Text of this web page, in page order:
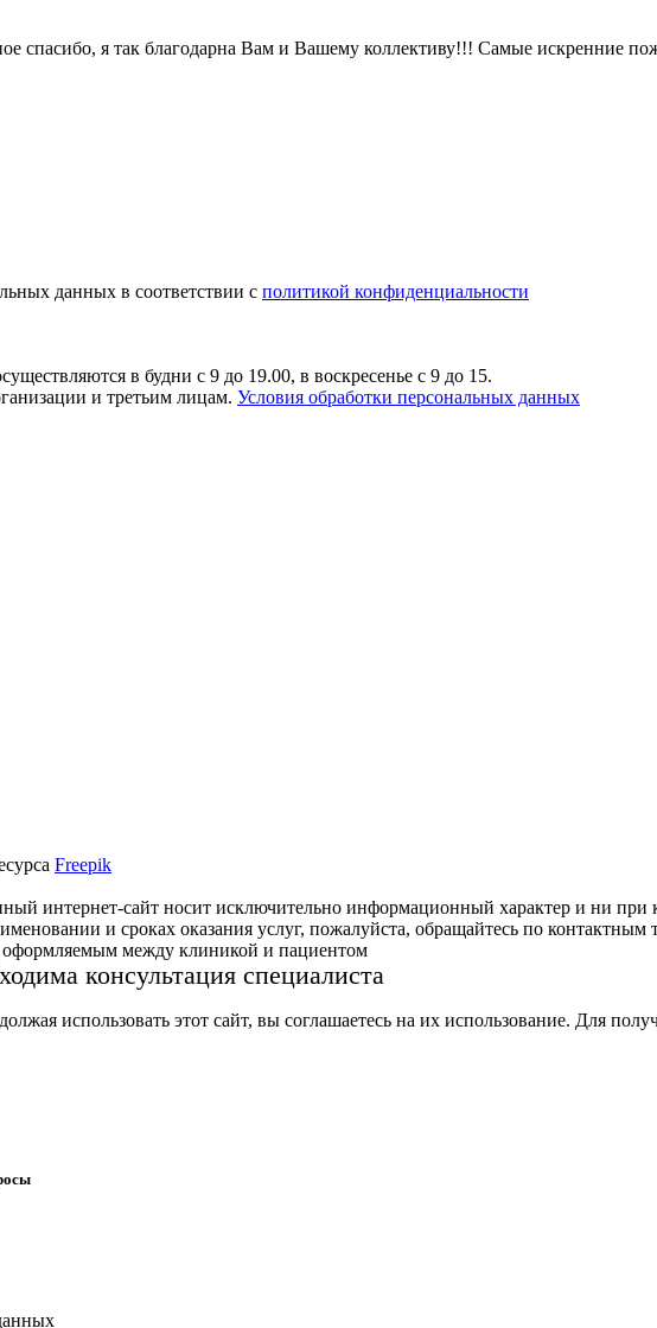
спасибо, я так благодарна Вам и Вашему коллективу!!! Самые искренние
данных в соответствии с политикой конфиденциальности
в будни с 9 до 19.00, в воскресенье с 9 до 15.
и третьим лицам. Условия обработки персональных данных
Freepik
интернет-сайт носит исключительно информационный характер и ни при
и сроках оказания услуг, пожалуйста, обращайтесь по
оформляемым между клиникой и пациентом
консультация специалиста
использовать этот сайт, вы соглашаетесь на их использование. Для